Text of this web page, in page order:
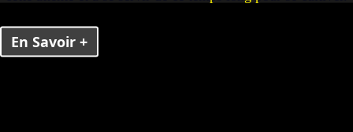
En Savoir +